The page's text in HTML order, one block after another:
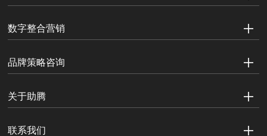
数字整合营销
品牌策略咨询
关于助腾
联系我们